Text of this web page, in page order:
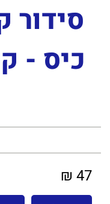
סידור
כיס -
47 ₪